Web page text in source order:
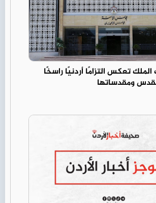
تعكس التزامًا أردنيًا راسخًا
ومقدساتها